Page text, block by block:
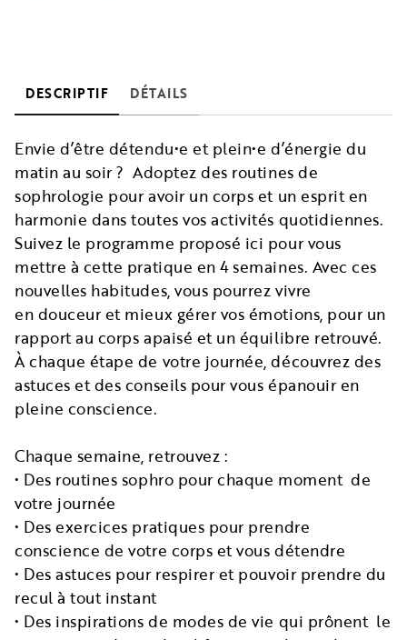
DESCRIPTIF DÉTAILS
Envie d’être détendu•e et plein•e d’énergie du
matin au soir ? Adoptez des routines de
sophrologie pour avoir un corps et un esprit en
harmonie dans toutes vos activités quotidiennes.
Suivez le programme proposé ici pour vous
mettre à cette pratique en 4 semaines. Avec ces
nouvelles habitudes, vous pourrez vivre
en douceur et mieux gérer vos émotions, pour un
rapport au corps apaisé et un équilibre retrouvé.
À chaque étape de votre journée, découvrez des
astuces et des conseils pour vous épanouir en
pleine conscience.
Chaque semaine, retrouvez :
• Des routines sophro pour chaque moment de
votre journée
• Des exercices pratiques pour prendre
conscience de votre corps et vous détendre
• Des astuces pour respirer et pouvoir prendre du
recul à tout instant
• Des inspirations de modes de vie qui prônent le